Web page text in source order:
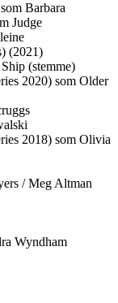
Barbara
Judge
(2021)
(stemme)
2020) som Older
2018) som Olivia
/ Meg Altman
Wyndham